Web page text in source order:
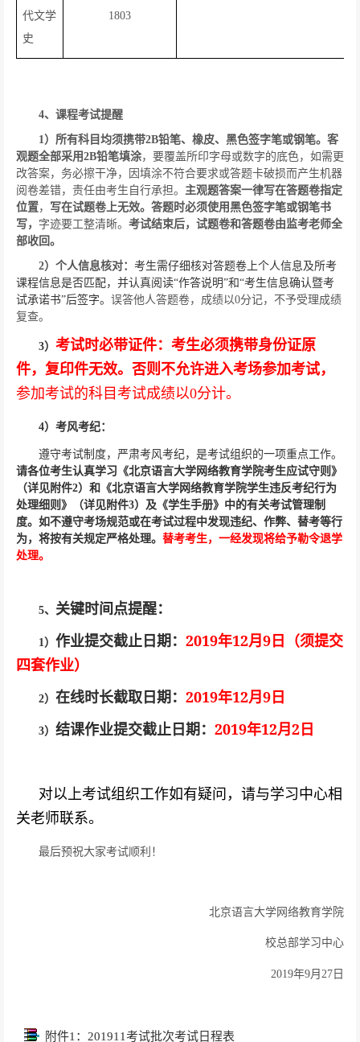
代文学
史
1803
4、课程考试提醒
1 ） 所有科目均须携带2B铅笔、橡皮、黑色签字笔或钢笔。客
观题全部采用2B铅笔填涂，要覆盖所印字母或数字的底色，如需更
改答案，务必擦干净，因填涂不符合要求或答题卡破损而产生机器
阅卷差错，责任由考生自行承担。 主观题答案一律写在答题卷指定
位置， 写在试题卷上无效。答题时必须使用黑色签字笔或钢笔书
写， 字迹要工整清晰。 考试结束后，试题卷和答题卷由监考老师全
部收回。
2）个人信息核对：考生需仔细核对答题卷上个人信息及所考
课程信息是否匹配，并认真阅读“作答说明”和“考生信息确认暨考
试承诺书”后签字。 误答他人答题卷，成绩以0分记，不予受理成绩
复查。
3）考试时必带证件：考生必须携带身份证原
件，复印件无效。否则不允许进入考场参加考试，
参加考试的科目考试成绩以0分计。
4）考风考纪：
遵守考试制度，严肃考风考纪，是考试组织的一项重点工作。
请各位考生认真学习《北京语言大学网络教育学院考生应试守则》
（详见附件2）和《北京语言大学网络教育学院学生违反考纪行为
处理细则》（详见附件3）及《学生手册》中的有关考试管理制
度。如不遵守考场规范或在考试过程中发现违纪、作弊、替考等行
为，将按有关规定严格处理。 替考考生，一经发现将给予勒令退学
处理。
5、 关键时间点提醒：
1 ）作业提交截止日期：2019年12月9 日（须提交
四套作业）
2）在线时长截取日期：2019年12月9 日
3）结课作业提交截止日期：2019年12月2 日
对以上考试组织工作如有疑问，请与学习中心相
关老师联系。
最后预祝大家考试顺利！
北京语言大学网络教育学院
校总部学习中心
2019年9月 27 日
附件1：201911考试批次考试日程表